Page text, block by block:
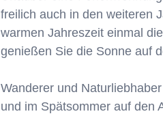
freilich auch in den weiteren
warmen Jahreszeit einmal
genießen Sie die Sonne auf
Wanderer und
und im Spätsommer auf den